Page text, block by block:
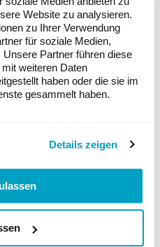
Website zu analysieren.
zu Ihrer Verwendung
für soziale Medien,
Partner führen diese
weiteren Daten
haben oder die sie im
gesammelt haben.
Details zeigen
dazukommen.
Bewilligungen
der UREK-N vor, die
So sollen die
zur
nur für die
(zum Beispiel
Bewilligungen)
der Kantone